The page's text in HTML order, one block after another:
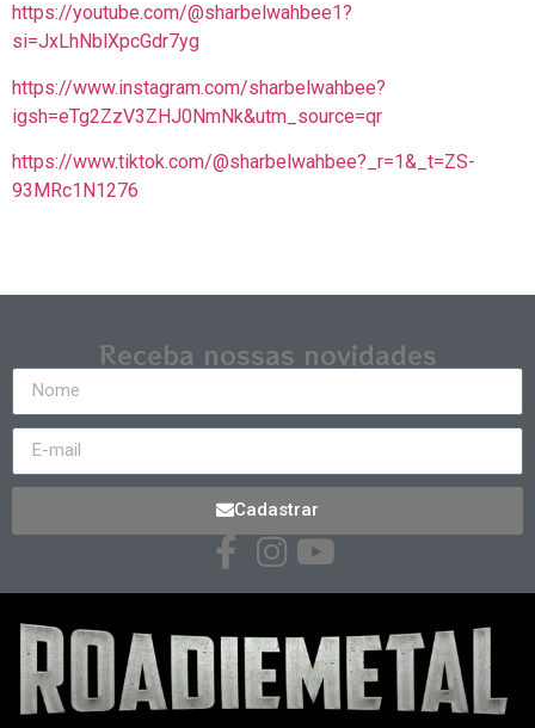
https://youtube.com/@sharbelwahbee1?
si=JxLhNblXpcGdr7yg
https://www.instagram.com/sharbelwahbee?
igsh=eTg2ZzV3ZHJ0NmNk&utm_source=qr
https://www.tiktok.com/@sharbelwahbee?_r=1&_t=ZS-
93MRc1N1276
Receba nossas novidades
Cadastrar